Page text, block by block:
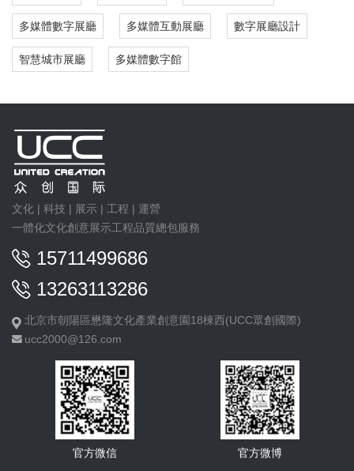
多媒體數字展廳 多媒體互動展廳 數字展廳設計
智慧城市展廳 多媒體數字館
文化 | 科技 | 展示 | 工程 | 運營
一體化文化創意展示工程品質總包服務
15711499686
13263113286
北京市朝陽區懋隆文化產業創意園18棟西(UCC眾創國際)
ucc2000@126.com
官方微信 官方微博